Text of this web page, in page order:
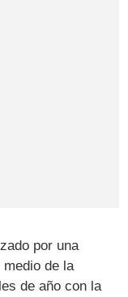
por una
de la
de año con la